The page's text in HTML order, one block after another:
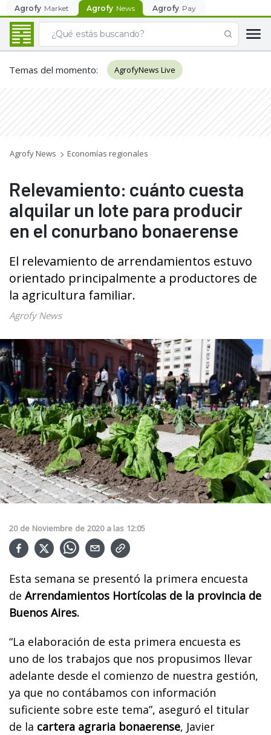
Agrofy Market Agrofy News Agrofy Pay
Temas del momento: AgrofyNews Live
Agrofy News Economías regionales
Relevamiento: cuánto cuesta
alquilar un lote para producir
en el conurbano bonaerense
El relevamiento de arrendamientos estuvo
orientado principalmente a productores de
la agricultura familiar.
Agrofy News
20 de Noviembre de 2020 a las 12:05
Esta semana se presentó la primera encuesta
de Arrendamientos Hortícolas de la provincia de
Buenos Aires.
“La elaboración de esta primera encuesta es
uno de los trabajos que nos propusimos llevar
adelante desde el comienzo de nuestra gestión,
ya que no contábamos con información
suficiente sobre este tema”, aseguró el titular
de la cartera agraria bonaerense, Javier